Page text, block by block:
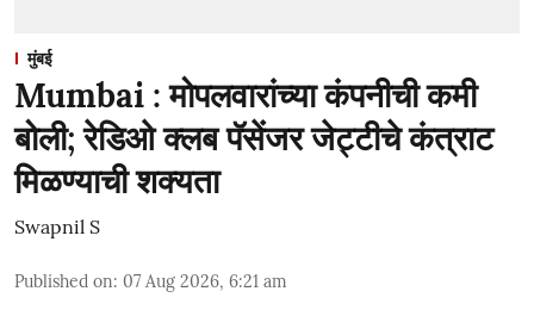
मुंबई
Mumbai : मोपलवारांच्या कंपनीची कमी
बोली; रेडिओ क्लब पॅसेंजर जेट्टीचे कंत्राट
मिळण्याची शक्यता
Swapnil S
Published on: 07 Aug 2026, 6:21 am